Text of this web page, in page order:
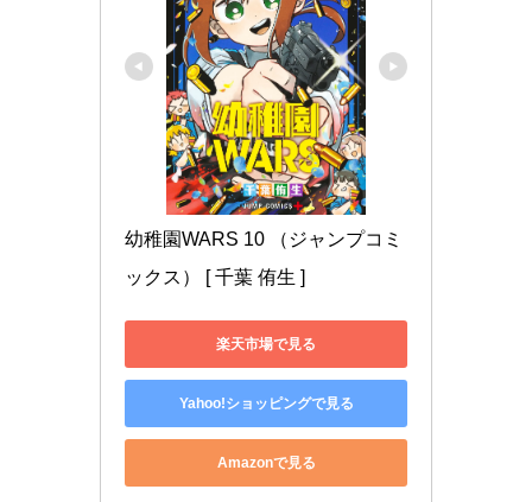
幼稚園WARS 10 （ジャンプコミ
ックス） [ 千葉 侑生 ]
楽天市場で見る
Yahoo!ショッピングで見る
Amazonで見る